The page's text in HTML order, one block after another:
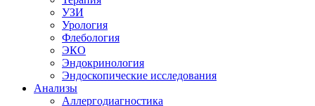
УЗИ
Урология
Флебология
ЭКО
Эндокринология
Эндоскопические исследования
Анализы
Аллергодиагностика